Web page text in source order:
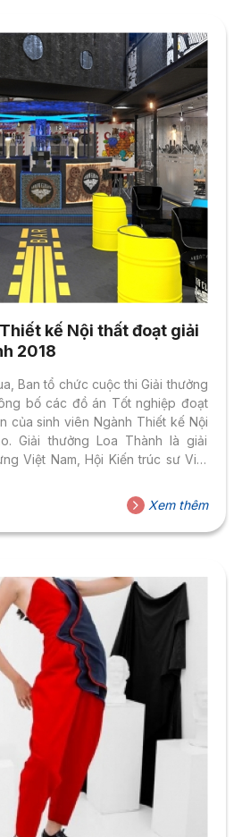
kế Nội thất đoạt giải
2018
Ban tổ chức cuộc thi Giải thưởng
bố các đồ án Tốt nghiệp đoạt
của sinh viên Ngành Thiết kế Nội
Giải thưởng Loa Thành là giải
Việt Nam, Hội Kiến trúc sư Việt
tổ chức thi tuyển chọn hàng năm
tốt nghiệp xuất sắc của sinh viên
Xem thêm